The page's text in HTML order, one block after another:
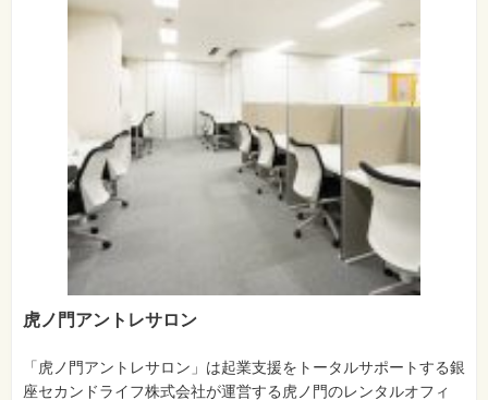
虎ノ門アントレサロン
「虎ノ門アントレサロン」は起業支援をトータルサポートする銀
座セカンドライフ株式会社が運営する虎ノ門のレンタルオフィ